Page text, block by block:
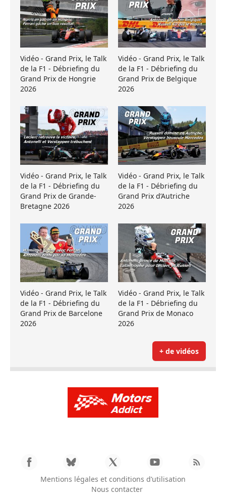
Vidéo - Grand Prix, le Talk
de la F1 - Débriefing du
Grand Prix de Hongrie
2026
Vidéo - Grand Prix, le Talk
de la F1 - Débriefing du
Grand Prix de Belgique
2026
Vidéo - Grand Prix, le Talk
de la F1 - Débriefing du
Grand Prix de Grande-
Bretagne 2026
Vidéo - Grand Prix, le Talk
de la F1 - Débriefing du
Grand Prix d’Autriche
2026
Vidéo - Grand Prix, le Talk
de la F1 - Débriefing du
Grand Prix de Barcelone
2026
Vidéo - Grand Prix, le Talk
de la F1 - Débriefing du
Grand Prix de Monaco
2026
+ de vidéos
Mentions légales et conditions d’utilisation
Nous contacter